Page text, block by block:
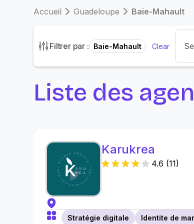
Accueil Guadeloupe Baie-Mahault
Filtrer par : Baie-Mahault Clear
Liste des
Karukrea
4.6 (11)
Stratégie digitale Identite de